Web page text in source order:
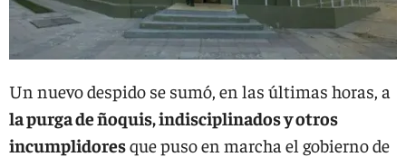
Un nuevo despido se sumó, en las últimas horas, a
la purga de ñoquis, indisciplinados y otros
incumplidoresque puso en marcha el gobierno de